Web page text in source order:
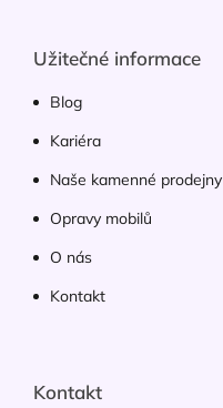
Užitečné informace
Blog
Kariéra
Naše kamenné prodejny
Opravy mobilů
O nás
Kontakt
Kontakt